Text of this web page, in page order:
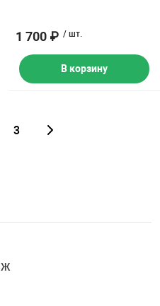
1 700 ₽ / шт.
В корзину
3